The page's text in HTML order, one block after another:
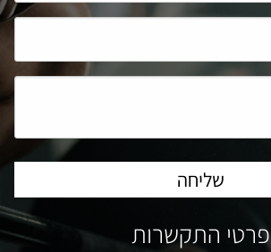
פרטי התקשרות